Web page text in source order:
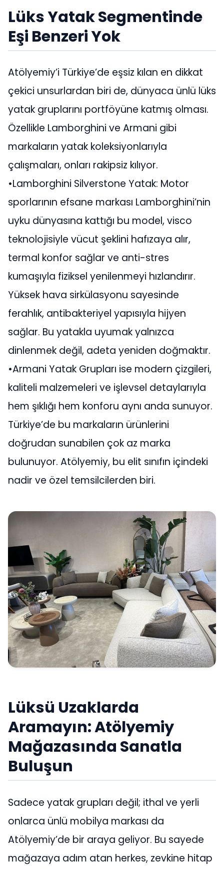
Lüks Yatak Segmentinde
Eşi Benzeri Yok
Atölyemiy’i Türkiye’de eşsiz kılan en dikkat
çekici unsurlardan biri de, dünyaca ünlü lüks
yatak gruplarını portföyüne katmış olması.
Özellikle Lamborghini ve Armani gibi
markaların yatak koleksiyonlarıyla
çalışmaları, onları rakipsiz kılıyor.
•Lamborghini Silverstone Yatak: Motor
sporlarının efsane markası Lamborghini’nin
uyku dünyasına kattığı bu model, visco
teknolojisiyle vücut şeklini hafızaya alır,
termal konfor sağlar ve anti-stres
kumaşıyla fiziksel yenilenmeyi hızlandırır.
Yüksek hava sirkülasyonu sayesinde
ferahlık, antibakteriyel yapısıyla hijyen
sağlar. Bu yatakla uyumak yalnızca
dinlenmek değil, adeta yeniden doğmaktır.
•Armani Yatak Grupları ise modern çizgileri,
kaliteli malzemeleri ve işlevsel detaylarıyla
hem şıklığı hem konforu aynı anda sunuyor.
Türkiye’de bu markaların ürünlerini
doğrudan sunabilen çok az marka
bulunuyor. Atölyemiy, bu elit sınıfın içindeki
nadir ve özel temsilcilerden biri.
Lüksü Uzaklarda
Aramayın: Atölyemiy
Mağazasında Sanatla
Buluşun
Sadece yatak grupları değil; ithal ve yerli
onlarca ünlü mobilya markası da
Atölyemiy’de bir araya geliyor. Bu sayede
mağazaya adım atan herkes, zevkine hitap